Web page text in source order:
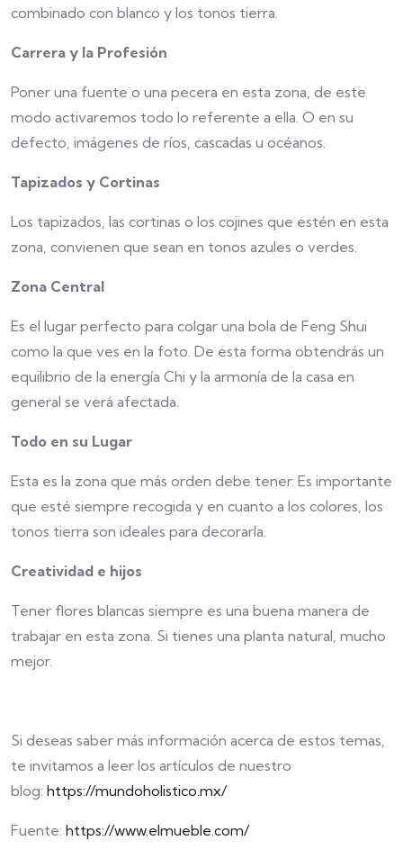
combinado con blanco y los tonos tierra.
Carrera y la Profesión
Poner una fuente o una pecera en esta zona, de este
modo activaremos todo lo referente a ella. O en su
defecto, imágenes de ríos, cascadas u océanos.
Tapizados y Cortinas
Los tapizados, las cortinas o los cojines que estén en esta
zona, convienen que sean en tonos azules o verdes.
Zona Central
Es el lugar perfecto para colgar una bola de Feng Shui
como la que ves en la foto. De esta forma obtendrás un
equilibrio de la energía Chi y la armonía de la casa en
general se verá afectada.
Todo en su Lugar
Esta es la zona que más orden debe tener. Es importante
que esté siempre recogida y en cuanto a los colores, los
tonos tierra son ideales para decorarla.
Creatividad e hijos
Tener flores blancas siempre es una buena manera de
trabajar en esta zona. Si tienes una planta natural, mucho
mejor.
Si deseas saber más información acerca de estos temas,
te invitamos a leer los artículos de nuestro
blog: https://mundoholistico.mx/
Fuente: https://www.elmueble.com/